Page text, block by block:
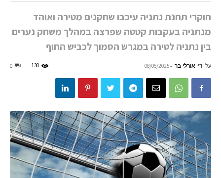
חוקרי תחנת נתניה עיכבו שחקנים מטירה ואוהד
מנתניה בעקבות קטטה שפרצה במהלך משחק נערים
בין נתניה לטירה במגרש הסמוך לכביש החוף
על ידי אורלי בר -
08/05/2025
0 130